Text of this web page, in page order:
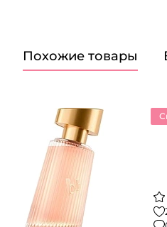
Похожие товары